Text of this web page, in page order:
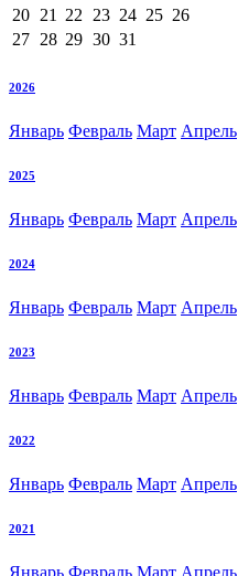
20 21 22 23 24 25 26
27 28 29 30 31
2026
Январь Февраль Март Апрель
2025
Январь Февраль Март Апрель
2024
Январь Февраль Март Апрель
2023
Январь Февраль Март Апрель
2022
Январь Февраль Март Апрель
2021
Январь Февраль Март Апрель